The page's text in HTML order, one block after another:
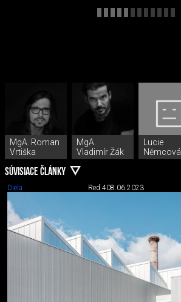
MgA. Roman
Vrtiška
MgA.
Vladimír Žák
Lucie
Němcová
SÚVISIACE ČLÁNKY
Diela Red 408.06.2023